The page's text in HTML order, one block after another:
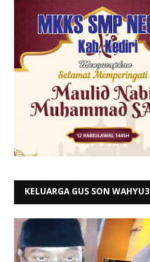
KELUARGA GUS SON WAHYU3